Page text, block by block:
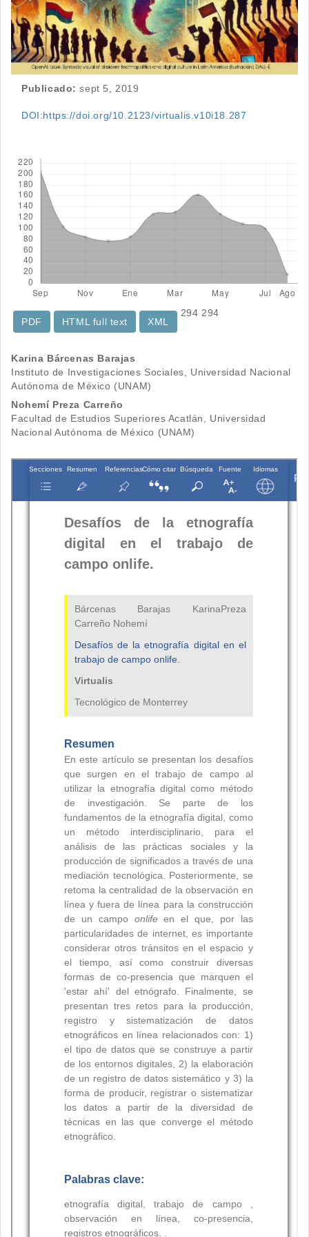
Publicado: sept 5, 2019
DOI:https://doi.org/10.2123/virtualis.v10i18.287
294
PDF
294
HTML full text
XML
Contenido
principal
del
artículo
Karina Bárcenas Barajas
Instituto de Investigaciones Sociales, Universidad Nacional
Autónoma de México (UNAM)
Nohemí Preza Carreño
Facultad de Estudios Superiores Acatlán, Universidad
Nacional Autónoma de México (UNAM)